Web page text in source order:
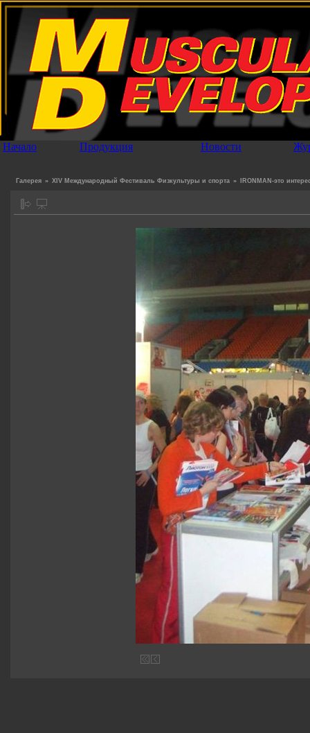
Начало Продукция Новости
Галерея » XIV Международный Фестиваль Физкультуры и спорта » IRONMAN-это